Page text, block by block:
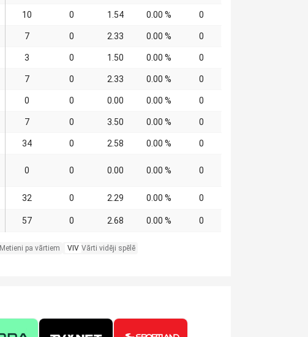
10 0 1.54 0.00 % 0
7 0 2.33 0.00 % 0
3 0 1.50 0.00 % 0
7 0 2.33 0.00 % 0
0 0 0.00 0.00 % 0
7 0 3.50 0.00 % 0
34 0 2.58 0.00 % 0
0 0 0.00 0.00 % 0
32 0 2.29 0.00 % 0
57 0 2.68 0.00 % 0
Metieni pa vārtiem VIV Vārti vidēji spēlē